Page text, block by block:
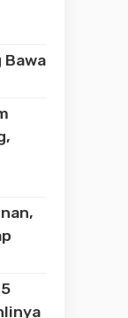
Bawa